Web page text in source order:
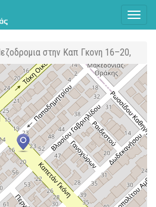
στην Καπ Γκονη 16–20,